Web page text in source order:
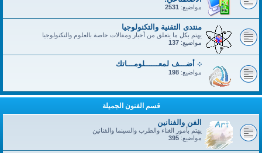
مواضيع: 2531
منتدى التقنية والتكنولوجيا
يهتم بكل ما يتعلق من أخبار ومقالات خاصة بالعلوم والتكنولوجيا
مواضيع: 137
܀ أضـــف لمعــــــلومـــاتك
مواضيع: 198
قسم الفنون الجميلة
الفن والفنانين
يهتم بأمور الغناء والطرب والسينما والفنانين
مواضيع: 395